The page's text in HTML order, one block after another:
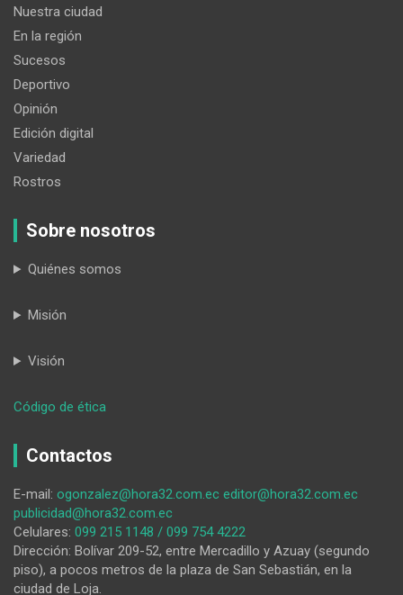
Nuestra ciudad
En la región
Sucesos
Deportivo
Opinión
Edición digital
Variedad
Rostros
Sobre nosotros
Quiénes somos
Misión
Visión
Código de ética
FedeLoja
podios
nacionales
en
ajedrez
Contactos
E-mail: ogonzalez@hora32.com.ec editor@hora32.com.ec
publicidad@hora32.com.ec
Celulares: 099 215 1148 / 099 754 4222
Dirección: Bolívar 209-52, entre Mercadillo y Azuay (segundo
piso), a pocos metros de la plaza de San Sebastián, en la
ciudad de Loja.